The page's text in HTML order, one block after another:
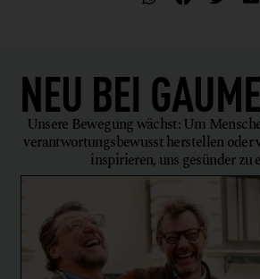
NEU BEI
Unsere Bewegung wächst: Um
verantwortungsbewusst herstellen oder
inspirieren, uns gesünder zu